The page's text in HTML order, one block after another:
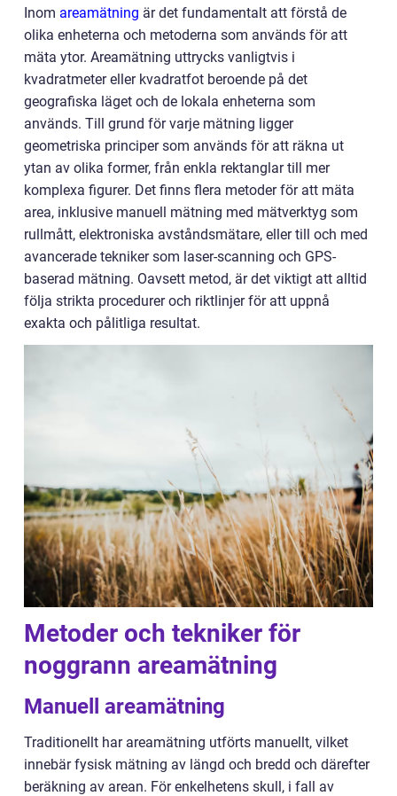
Inom areamätning är det fundamentalt att förstå de
olika enheterna och metoderna som används för att
mäta ytor. Areamätning uttrycks vanligtvis i
kvadratmeter eller kvadratfot beroende på det
geografiska läget och de lokala enheterna som
används. Till grund för varje mätning ligger
geometriska principer som används för att räkna ut
ytan av olika former, från enkla rektanglar till mer
komplexa figurer. Det finns flera metoder för att mäta
area, inklusive manuell mätning med mätverktyg som
rullmått, elektroniska avståndsmätare, eller till och med
avancerade tekniker som laser-scanning och GPS-
baserad mätning. Oavsett metod, är det viktigt att alltid
följa strikta procedurer och riktlinjer för att uppnå
exakta och pålitliga resultat.
Metoder och tekniker för
noggrann areamätning
Manuell areamätning
Traditionellt har areamätning utförts manuellt, vilket
innebär fysisk mätning av längd och bredd och därefter
beräkning av arean. För enkelhetens skull, i fall av